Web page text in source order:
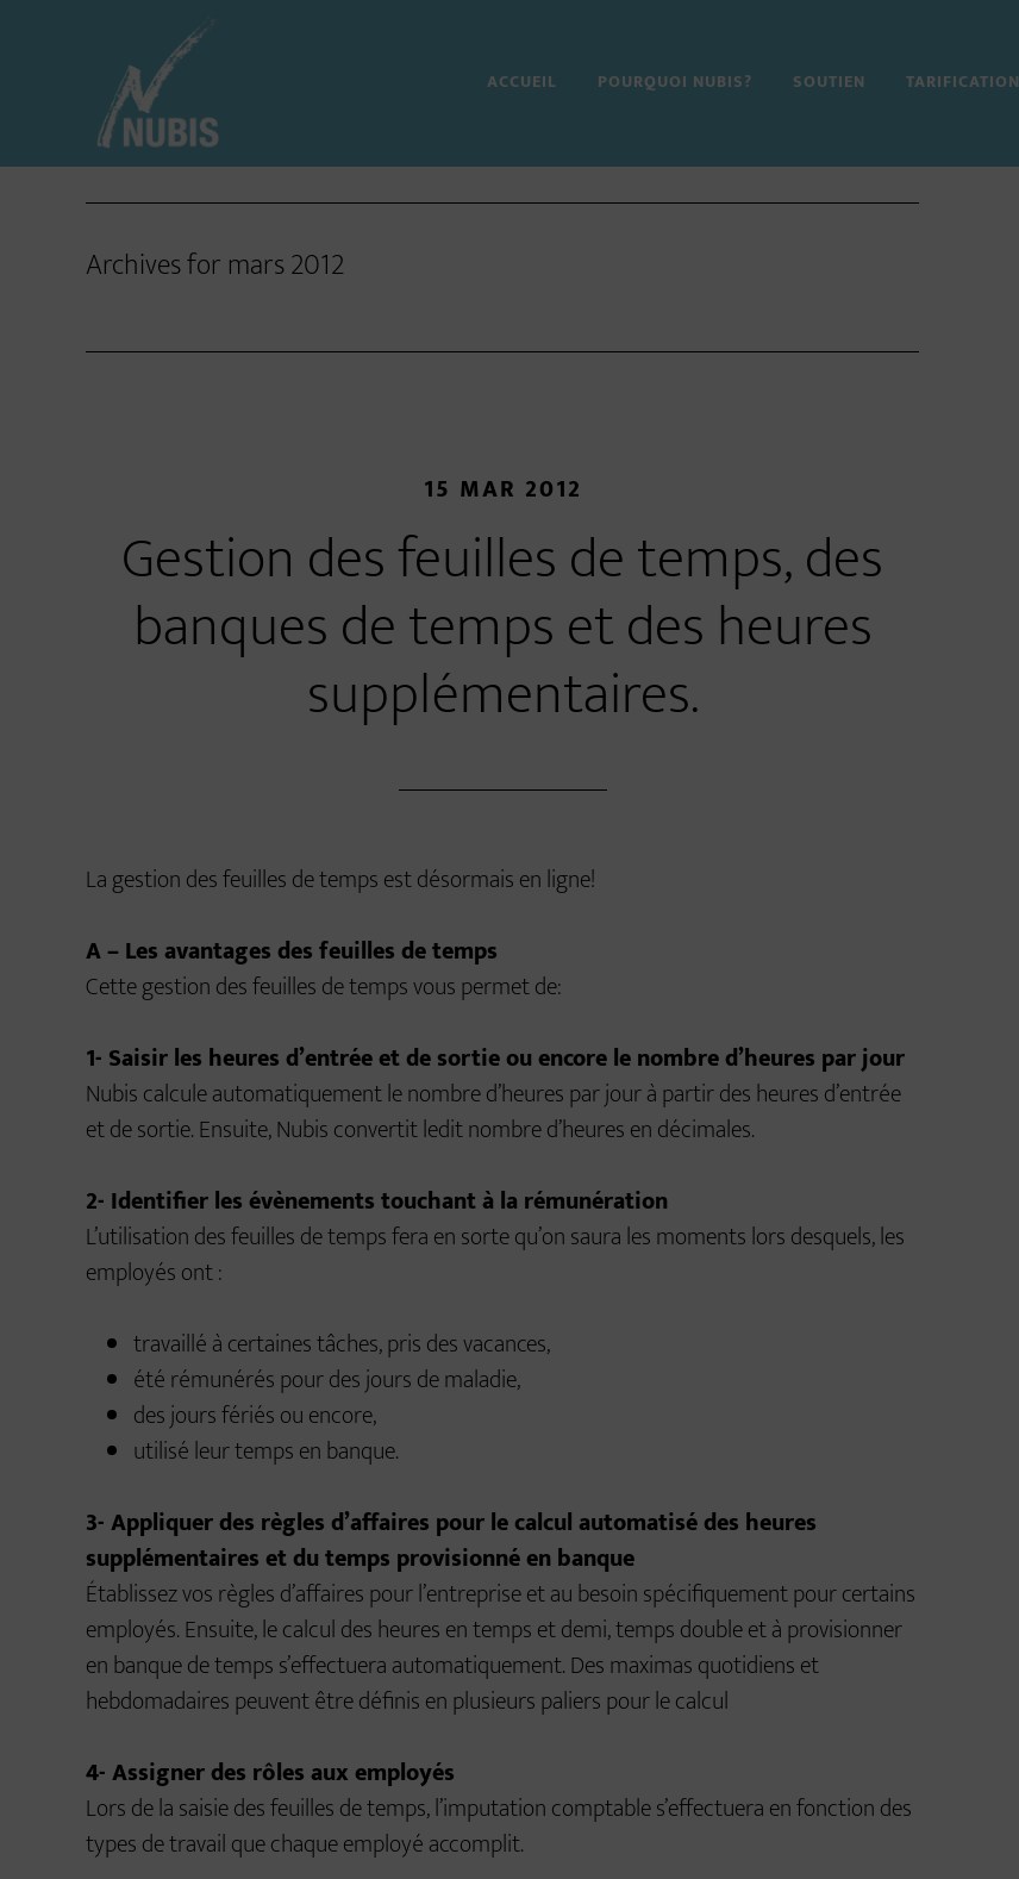
ACCUEIL POURQUOI NUBIS? SOUTIEN TARIFICATION
Archives for mars 2012
15 MAR 2012
Gestion des feuilles de temps, des
banques de temps et des heures
supplémentaires.
La gestion des feuilles de temps est désormais en ligne!
A – Les avantages des feuilles de temps
Cette gestion des feuilles de temps vous permet de:
1- Saisir les heures d’entrée et de sortie ou encore le nombre d’heures par jour
Nubis calcule automatiquement le nombre d’heures par jour à partir des heures d’entrée
et de sortie. Ensuite, Nubis convertit ledit nombre d’heures en décimales.
2- Identifier les évènements touchant à la rémunération
L’utilisation des feuilles de temps fera en sorte qu’on saura les moments lors desquels, les
employés ont :
travaillé à certaines tâches, pris des vacances,
été rémunérés pour des jours de maladie,
des jours fériés ou encore,
utilisé leur temps en banque.
3- Appliquer des règles d’affaires pour le calcul automatisé des heures
supplémentaires et du temps provisionné en banque
Établissez vos règles d’affaires pour l’entreprise et au besoin spécifiquement pour certains
employés. Ensuite, le calcul des heures en temps et demi, temps double et à provisionner
en banque de temps s’effectuera automatiquement. Des maximas quotidiens et
hebdomadaires peuvent être définis en plusieurs paliers pour le calcul
4- Assigner des rôles aux employés
Lors de la saisie des feuilles de temps, l’imputation comptable s’effectuera en fonction des
types de travail que chaque employé accomplit.